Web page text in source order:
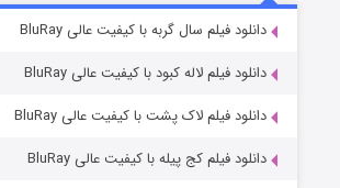
قسمت۷ (زیرنویس) منتشر شد دانلود فیلم سال گربه با کیفیت عالی BluRay
دانلود فیلم لاله کبود با کیفیت عالی BluRay
دانلود فیلم لاک پشت با کیفیت عالی BluRay
دانلود فیلم کج‌ پیله با کیفیت عالی BluRay